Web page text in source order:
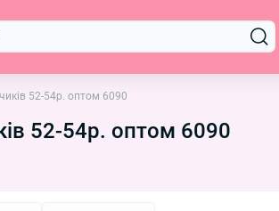
52-54р. оптом 6090
52-54р. оптом 6090